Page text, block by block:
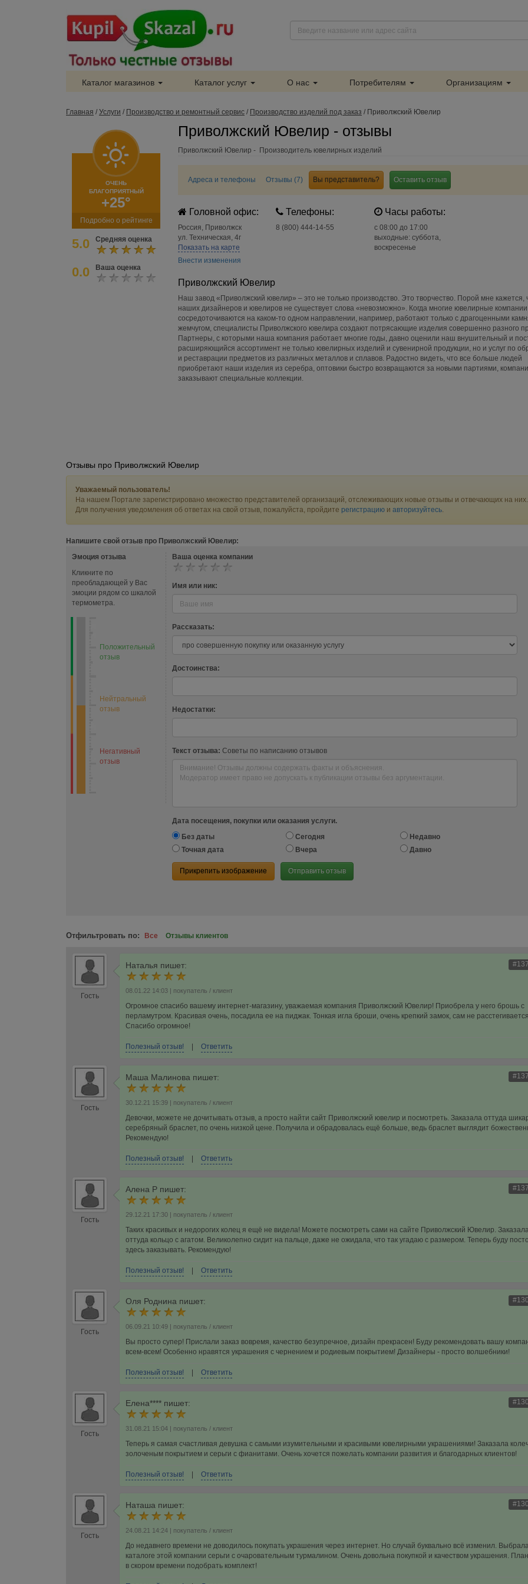
Каталог магазинов Каталог услуг О нас Потребителям Организациям
Главная / Услуги / Производство и ремонтный сервис / Производство изделий под заказ / Приволжский Ювелир
ОЧЕНЬ
БЛАГОПРИЯТНЫЙ
+25°
Подробно о рейтинге
5.0 Средняя оценка
0.0 Ваша оценка
Приволжский Ювелир - отзывы
Приволжский Ювелир - Производитель ювелирных изделий
Адреса и телефоны Отзывы (7) Оставить отзыв
Вы представитель?
Головной офис:
Россия, Приволжск
ул. Техническая, 4г
Показать на карте
Внести изменения
Телефоны:
8 (800) 444-14-55
Часы работы:
c 08:00 до 17:00
выходные: суббота,
воскресенье
Приволжский Ювелир
Наш завод «Приволжский ювелир» – это не только производство. Это творчество. Порой мне кажется,
наших дизайнеров и ювелиров не существует слова «невозможно». Когда многие ювелирные компании
сосредоточиваются на каком-то одном направлении, например, работают только с драгоценными
жемчугом, специалисты Приволжского ювелира создают потрясающие изделия совершенно разного
Партнеры, с которыми наша компания работает многие годы, давно оценили наш внушительный и
расширяющийся ассортимент не только ювелирных изделий и сувенирной продукции, но и услуг по
и реставрации предметов из различных металлов и сплавов. Радостно видеть, что все больше людей
приобретают наши изделия из серебра, оптовики быстро возвращаются за новыми партиями,
заказывают специальные коллекции.
Отзывы про Приволжский Ювелир
Уважаемый пользователь!
На нашем Портале зарегистрировано множество представителей организаций, отслеживающих новые отзывы и отвечающих на них.
Для получения уведомления об ответах на свой отзыв, пожалуйста, пройдите регистрацию и авторизуйтесь.
Напишите свой отзыв про Приволжский Ювелир:
Эмоция отзыва
Кликните по
преобладающей у Вас
эмоции рядом со шкалой
термометра.
Положительный
отзыв
Нейтральный
отзыв
Негативный
отзыв
Ваша оценка компании
Имя или ник:
Рассказать:
Достоинства:
Недостатки:
Текст отзыва: Советы по написанию отзывов
Дата посещения, покупки или оказания услуги.
Без даты
Сегодня
Недавно
Точная дата
Вчера Давно
Прикрепить изображение Отправить отзыв
Отфильтровать по: Все Отзывы клиентов
Гость
Наталья пишет:
08.01.22 14:03 | покупатель / клиент
Огромное спасибо вашему интернет-магазину, уважаемая компания Приволжский Ювелир! Приобрела у него брошь с
перламутром. Красивая очень, посадила ее на пиджак. Тонкая игла броши, очень крепкий замок, сам не
Спасибо огромное!
Полезный отзыв! Ответить
Гость
Маша Малинова пишет:
30.12.21 15:39 | покупатель / клиент
Девочки, можете не дочитывать отзыв, а просто найти сайт Приволжский ювелир и посмотреть. Заказала оттуда
серебряный браслет, по очень низкой цене. Получила и обрадовалась ещё больше, ведь браслет выглядит
Рекомендую!
Полезный отзыв! Ответить
Гость
Алена Р пишет:
29.12.21 17:30 | покупатель / клиент
Таких красивых и недорогих колец я ещё не видела! Можете посмотреть сами на сайте Приволжский Ювелир.
оттуда кольцо с агатом. Великолепно сидит на пальце, даже не ожидала, что так угадаю с размером. Теперь буду
здесь заказывать. Рекомендую!
Полезный отзыв! Ответить
Гость
Оля Роднина пишет:
06.09.21 10:49 | покупатель / клиент
Вы просто супер! Прислали заказ вовремя, качество безупречное, дизайн прекрасен! Буду рекомендовать вашу
всем-всем! Особенно нравятся украшения с чернением и родиевым покрытием! Дизайнеры - просто волшебники!
Полезный отзыв! Ответить
Гость
Елена**** пишет:
31.08.21 15:04 | покупатель / клиент
Теперь я самая счастливая девушка с самыми изумительными и красивыми ювелирными украшениями! Заказала
золоченым покрытием и серьги с фианитами. Очень хочется пожелать компании развития и благодарных клиентов!
Полезный отзыв! Ответить
Гость
Наташа пишет:
24.08.21 14:24 | покупатель / клиент
До недавнего времени не доводилось покупать украшения через интернет. Но случай буквально всё изменил.
каталоге этой компании серьги с очаровательным турмалином. Очень довольна покупкой и качеством украшения.
в скором времени подобрать комплект!